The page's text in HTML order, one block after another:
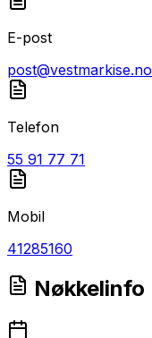
E-post
post@vestmarkise.no
Telefon
55 91 77 71
Mobil
41285160
Nøkkelinfo